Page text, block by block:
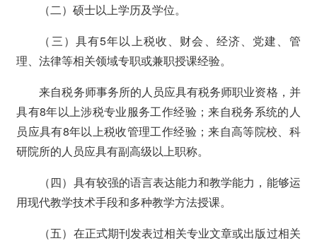
（二）硕士以上学历及学位。
（三）具有5年以上税收、财会、经济、党建、管
理、法律等相关领域专职或兼职授课经验。
来自税务师事务所的人员应具有税务师职业资格，并
具有8年以上涉税专业服务工作经验；来自税务系统的人
员应具有8年以上税收管理工作经验；来自高等院校、科
研院所的人员应具有副高级以上职称。
（四）具有较强的语言表达能力和教学能力，能够运
用现代教学技术手段和多种教学方法授课。
（五）在正式期刊发表过相关专业文章或出版过相关